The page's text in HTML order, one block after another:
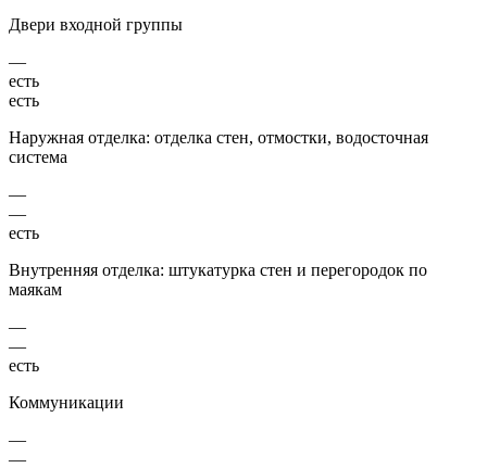
Двери входной группы
—
есть
есть
Наружная отделка: отделка стен, отмостки, водосточная
система
—
—
есть
Внутренняя отделка: штукатурка стен и перегородок по
маякам
—
—
есть
Коммуникации
—
—